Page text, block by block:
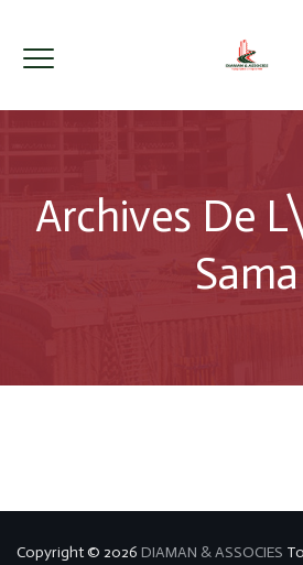
Archives De
Sama
Copyright © 2026 DIAMAN & ASSOCIES